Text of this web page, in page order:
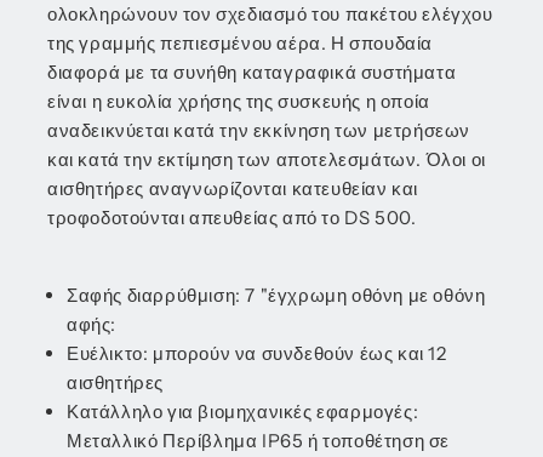
ολοκληρώνουν τον σχεδιασμό του πακέτου ελέγχου
της γραμμής πεπιεσμένου αέρα. Η σπουδαία
διαφορά με τα συνήθη καταγραφικά συστήματα
είναι η ευκολία χρήσης της συσκευής η οποία
αναδεικνύεται κατά την εκκίνηση των μετρήσεων
και κατά την εκτίμηση των αποτελεσμάτων. Όλοι οι
αισθητήρες αναγνωρίζονται κατευθείαν και
τροφοδοτούνται απευθείας από το DS 500.
Σαφής διαρρύθμιση: 7 "έγχρωμη οθόνη με οθόνη
αφής:
Ευέλικτο: μπορούν να συνδεθούν έως και 12
αισθητήρες
Κατάλληλο για βιομηχανικές εφαρμογές:
Μεταλλικό Περίβλημα IP65 ή τοποθέτηση σε